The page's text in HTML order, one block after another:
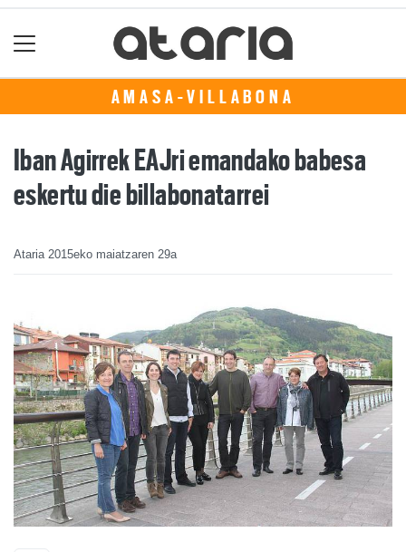
AMASA-VILLABONA
Iban Agirrek EAJri emandako babesa
eskertu die billabonatarrei
Ataria 2015eko maiatzaren 29a